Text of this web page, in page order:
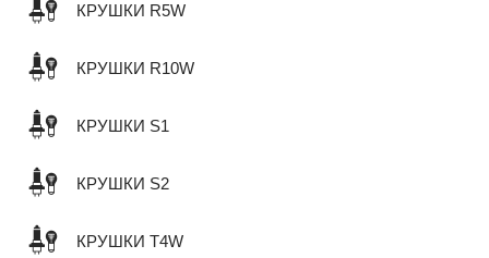
КРУШКИ R5W
КРУШКИ R10W
КРУШКИ S1
КРУШКИ S2
КРУШКИ T4W